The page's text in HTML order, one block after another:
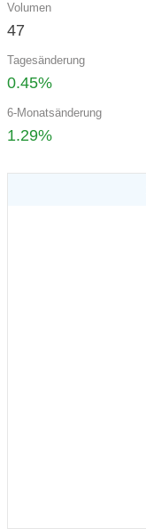
Volumen
47
Tagesänderung
0.45%
6-Monatsänderung
1.29%